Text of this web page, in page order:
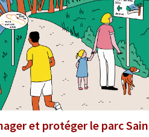
et protéger le parc